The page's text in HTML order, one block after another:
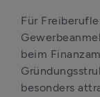
Für
beim
besonders